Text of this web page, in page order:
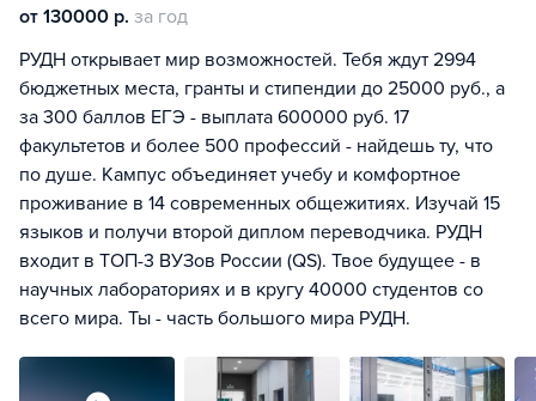
от 130000 р. за год
РУДН открывает мир возможностей. Тебя ждут 2994
бюджетных места, гранты и стипендии до 25000 руб., а
за 300 баллов ЕГЭ - выплата 600000 руб. 17
факультетов и более 500 профессий - найдешь ту, что
по душе. Кампус объединяет учебу и комфортное
проживание в 14 современных общежитиях. Изучай 15
языков и получи второй диплом переводчика. РУДН
входит в ТОП-3 ВУЗов России (QS). Твое будущее - в
научных лабораториях и в кругу 40000 студентов со
всего мира. Ты - часть большого мира РУДН.